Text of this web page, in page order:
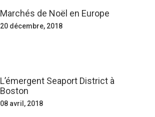
Marchés de Noël en Europe
20 décembre, 2018
L’émergent Seaport District à
Boston
08 avril, 2018